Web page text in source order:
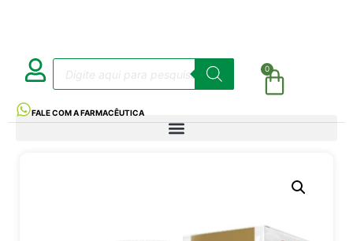
0
FALE COM A FARMACÊUTICA